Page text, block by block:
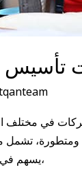
تأسيس
والشركات في
ومتطورة،
يسهم في تسهيل عمليات الأعمال والتوسع في السوق. ثانياً،